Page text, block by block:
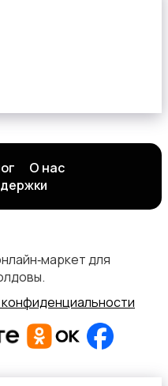
О нас
для